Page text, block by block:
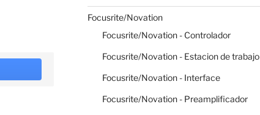
Focusrite/Novation
Focusrite/Novation - Controlador
Focusrite/Novation - Estacion de trabajo
Focusrite/Novation - Interface
Focusrite/Novation - Preamplificador